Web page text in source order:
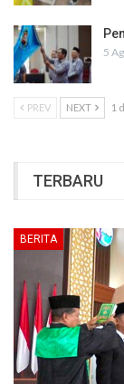
5
PREV NEXT 1
TERBARU
BERITA